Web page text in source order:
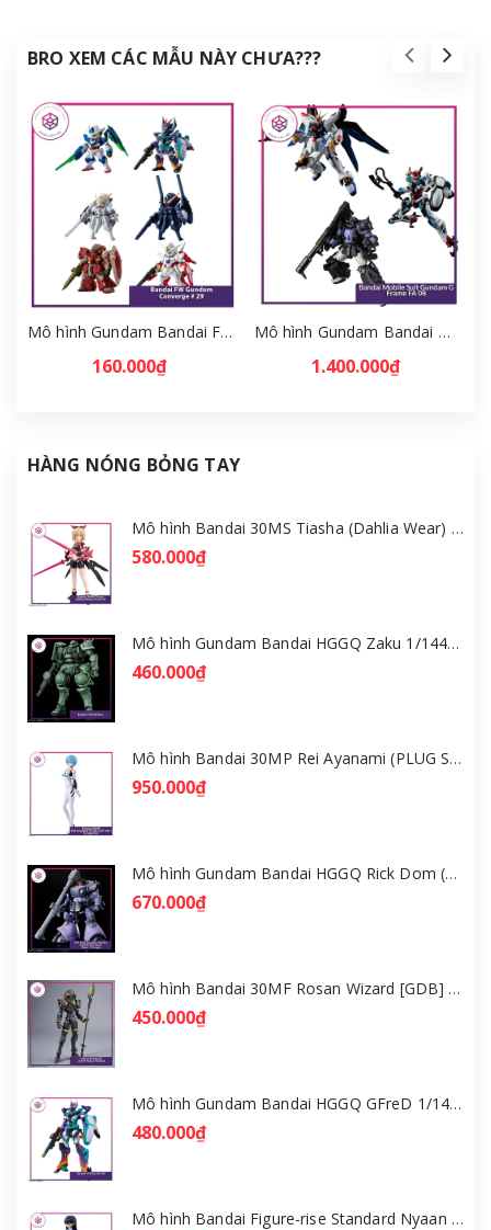
BRO XEM CÁC MẪU NÀY CHƯA???
Mô hình Gundam Bandai FW Gundam Converge # 29 Full Set [GDB] [FCH]
160.000₫
Mô hình Gundam Bandai Mobile Suit Gundam G Frame FA 08 Full Set [GDB] [FCH]
1.400.000₫
HÀNG NÓNG BỎNG TAY
Mô hình Bandai 30MS Tiasha (Dahlia Wear) [Color B] [GDB] [30MS]
580.000₫
Mô hình Gundam Bandai HGGQ Zaku 1/144 – MSG GQuuuuuuX [GDB] [BHG]
460.000₫
Mô hình Bandai 30MP Rei Ayanami (PLUG SUIT Ver.) – Evangelion [GDB] [30MP]
950.000₫
Mô hình Gundam Bandai HGGQ Rick Dom (Gaia / Ortega) 1/144 [GDB] [BHG]
670.000₫
Mô hình Bandai 30MF Rosan Wizard [GDB] [30MF]
450.000₫
Mô hình Gundam Bandai HGGQ GFreD 1/144 [GDB] [BHG]
480.000₫
Mô hình Bandai Figure-rise Standard Nyaan - Gundam GQuuuuuuX [GDB] [FRS]